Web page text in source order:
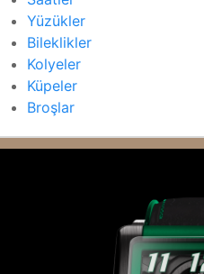
Yüzükler
Bileklikler
Kolyeler
Küpeler
Broşlar